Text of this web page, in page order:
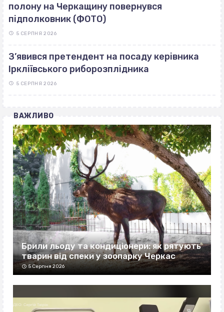
полону на Черкащину повернувся
підполковник (ФОТО)
5 СЕРПНЯ 2026
З’явився претендент на посаду керівника
Іркліївського риборозплідника
5 СЕРПНЯ 2026
ВАЖЛИВО
Брили льоду та кондиціонери: як рятують
тварин від спеки у зоопарку Черкас
5 Серпня 2026